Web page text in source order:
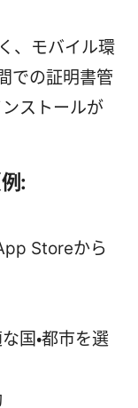
、モバイル環
での証明書管
ストールが
:
Storeから
国・都市を選